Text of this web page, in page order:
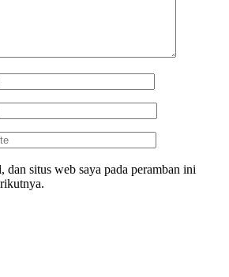
dan situs web saya pada peramban ini